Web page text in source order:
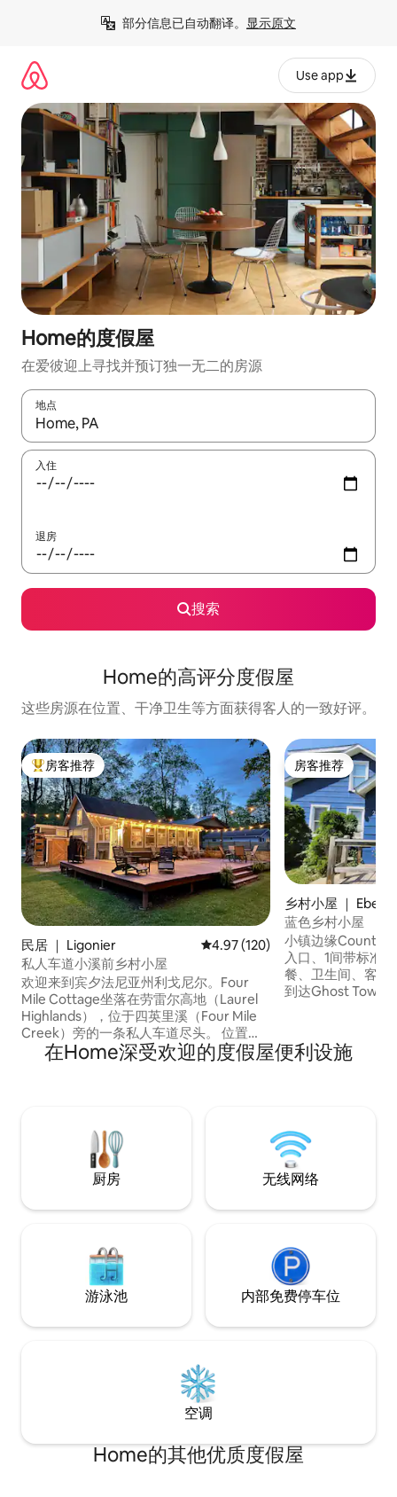
部分信息已自动翻译。 显示原文
Use app
Home的度假屋
在爱彼迎上寻找并预订独一无二的房源
地点
如有搜索结果，请使用上下方向键查看，或通过点击或滑动手势
入住
退房
搜索
Home的高评分度假屋
这些房源在位置、干净卫生等方面获得客人的一致好评。
热门「房客推荐」
房客推荐
民居 ｜ Ligonier 平均评分 4.97 分（满分 5 分），
4.97 (120)
私人车道小溪前乡村小屋
欢迎来到宾夕法尼亚州利戈尼尔。Four
Mile Cottage坐落在劳雷尔高地（Laurel
Highlands），位于四英里溪（Four Mile
Creek）旁的一条私人车道尽头。 位置便
利！我们距离Idlewild公园和Soak Zone、
Ligonier Diamond、Laurel Mountain滑雪
（Nemacolin）、俄亥俄派尔（Ohio
Pyle）和格林斯堡赌场（Greensburg
LIVE Casino）不到1小时车程。这个位置非
常适合冒险或放松的度假。
房客推荐
房客推荐
乡村小屋 ｜
蓝色乡村小屋
小镇边缘Country
入口、1间带标准
餐、卫生间、客厅
到达Ghost Town
罗娜湖公园。该地
斯大学、阿洛伊修
在Home深受欢迎的度假屋便利设施
厨房 无线网络
游泳池 内部免费停车位
空调
Home的其他优质度假屋